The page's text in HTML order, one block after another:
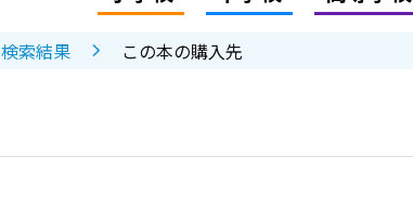
検索結果 この本の購入先